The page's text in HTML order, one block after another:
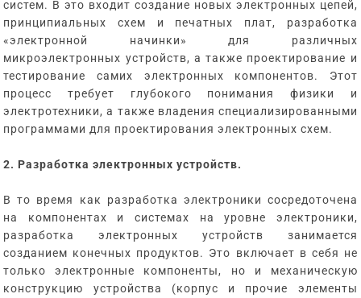
систем. В это входит создание новых электронных цепей,
принципиальных схем и печатных плат, разработка
«электронной начинки» для различных
микроэлектронных устройств, а также проектирование и
тестирование самих электронных компонентов. Этот
процесс требует глубокого понимания физики и
электротехники, а также владения специализированными
программами для проектирования электронных схем.
2. Разработка электронных устройств.
В то время как разработка электроники сосредоточена
на компонентах и системах на уровне электроники,
разработка электронных устройств занимается
созданием конечных продуктов. Это включает в себя не
только электронные компоненты, но и механическую
конструкцию устройства (корпус и прочие элементы